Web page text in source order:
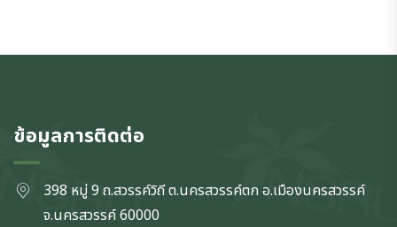
ข้อมูลการติดต่อ
398 หมู่ 9 ถ.สวรรค์วิถี ต.นครสวรรค์ตก อ.เมืองนครสวรรค์
จ.นครสวรรค์60000